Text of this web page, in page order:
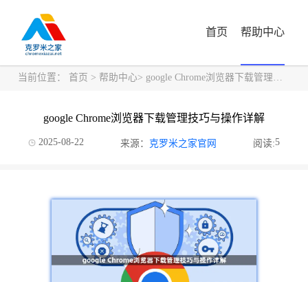
首页 帮助中心
当前位置： 首页 > 帮助中心> google Chrome浏览器下载管理技巧与操作详解
google Chrome浏览器下载管理技巧与操作详解
2025-08-22 来源： 克罗米之家官网 阅读:5